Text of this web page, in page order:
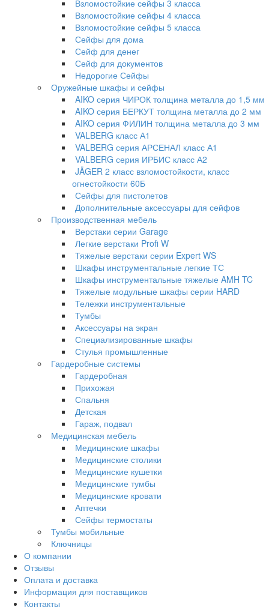
Взломостойкие сейфы 3 класса
Взломостойкие сейфы 4 класса
Взломостойкие сейфы 5 класса
Сейфы для дома
Сейф для денег
Сейф для документов
Недорогие Сейфы
Оружейные шкафы и сейфы
AIKO серия ЧИРОК толщина металла до 1,5 мм
AIKO серия БЕРКУТ толщина металла до 2 мм
AIKO серия ФИЛИН толщина металла до 3 мм
VALBERG класс А1
VALBERG серия АРСЕНАЛ класс А1
VALBERG серия ИРБИС класс А2
JÄGER 2 класс взломостойкости, класс
огнестойкости 60Б
Сейфы для пистолетов
Дополнительные аксессуары для сейфов
Производственная мебель
Верстаки серии Garage
Легкие верстаки Profi W
Тяжелые верстаки серии Expert WS
Шкафы инструментальные легкие ТС
Шкафы инструментальные тяжелые AMH TC
Тяжелые модульные шкафы серии HARD
Тележки инструментальные
Тумбы
Аксессуары на экран
Специализированные шкафы
Стулья промышленные
Гардеробные системы
Гардеробная
Прихожая
Спальня
Детская
Гараж, подвал
Медицинская мебель
Медицинские шкафы
Медицинские столики
Медицинские кушетки
Медицинские тумбы
Медицинские кровати
Аптечки
Сейфы термостаты
Тумбы мобильные
Ключницы
О компании
Отзывы
Оплата и доставка
Информация для поставщиков
Контакты